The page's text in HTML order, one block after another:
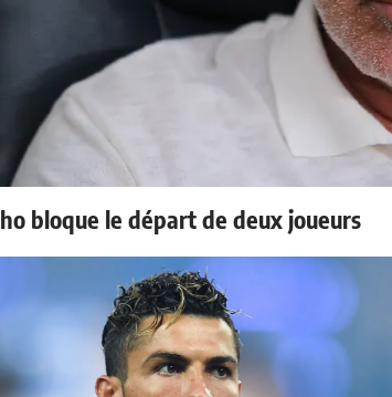
bloque le départ de deux joueurs